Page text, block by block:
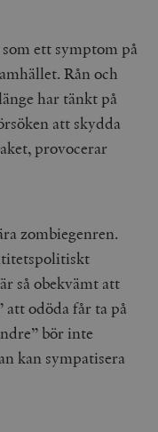
ett symptom på
Rån och
har tänkt på
att skydda
provocerar
zombiegenren.
så obekvämt att
att odöda får ta på
bör inte
kan sympatisera